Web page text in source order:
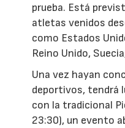
prueba. Está
atletas venidos
como Estados
Reino Unido,
Una vez hayan
deportivos, tendrá
con la tradicional
23:30), un evento